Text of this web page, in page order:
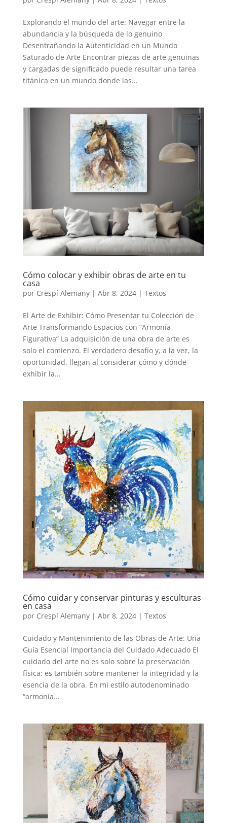
Explorando el mundo del arte: Navegar entre la
abundancia y la búsqueda de lo genuino
Desentrañando la Autenticidad en un Mundo
Saturado de Arte Encontrar piezas de arte genuinas
y cargadas de significado puede resultar una tarea
titánica en un mundo donde las...
Cómo colocar y exhibir obras de arte en tu
casa
por Crespí Alemany| Abr 8, 2024| Textos
El Arte de Exhibir: Cómo Presentar tu Colección de
Arte Transformando Espacios con “Armonía
Figurativa” La adquisición de una obra de arte es
solo el comienzo. El verdadero desafío y, a la vez, la
oportunidad, llegan al considerar cómo y dónde
exhibir la...
Cómo cuidar y conservar pinturas y esculturas
en casa
por Crespí Alemany| Abr 8, 2024| Textos
Cuidado y Mantenimiento de las Obras de Arte: Una
Guía Esencial Importancia del Cuidado Adecuado El
cuidado del arte no es solo sobre la preservación
física; es también sobre mantener la integridad y la
esencia de la obra. En mi estilo autodenominado
“armonía...